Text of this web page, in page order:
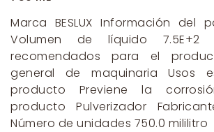
Marca BESLUX Información del
Volumen de líquido 7.5E+2
recomendados para el
general de maquinaria Usos
producto Previene la
producto Pulverizador Fabricante
Número de unidades 750.0 mililitro